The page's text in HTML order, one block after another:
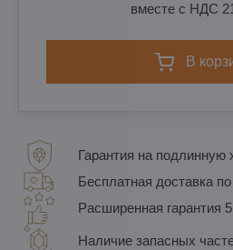
вместе с НДС
в
Гарантия на
Бесплатная доставка
Расширенная гарантия
Наличие запасных